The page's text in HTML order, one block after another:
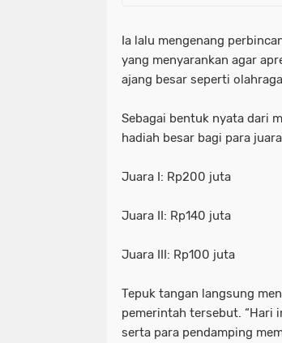
Ia lalu mengenang
yang menyarankan agar
ajang besar seperti
Sebagai bentuk nyata dari
hadiah besar bagi para
Juara I: Rp200 juta
Juara II: Rp140 juta
Juara III: Rp100 juta
Tepuk tangan langsung
pemerintah tersebut. “Hari
serta para pendamping